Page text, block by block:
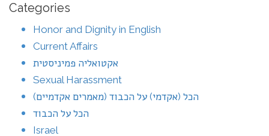
Categories
Honor and Dignity in English
Current Affairs
אקטואליה פמיניסטית
Sexual Harassment
הכל (אקדמי) על הכבוד (מאמרים אקדמיים)
הכל על הכבוד
Israel